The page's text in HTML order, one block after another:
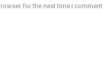
for the next time I comment.